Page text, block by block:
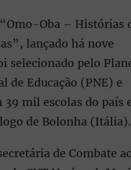
Oba – Histórias
lançado há nove
selecionado pelo
de Educação (PNE) e
39 mil escolas do país
de Bolonha (Itália).
de Combate